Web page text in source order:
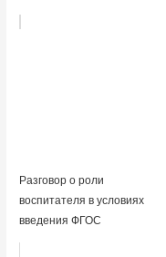
Разговор о роли
воспитателя в условиях
введения ФГОС